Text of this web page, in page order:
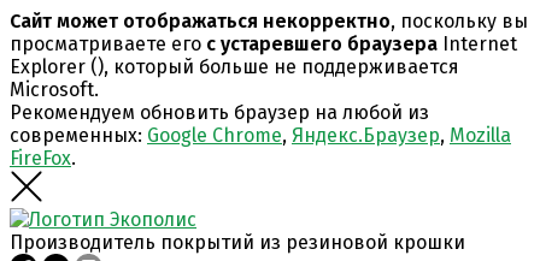
Сайт может отображаться некорректно, поскольку вы
просматриваете его с устаревшего браузера Internet
Explorer (), который больше не поддерживается
Microsoft.
Рекомендуем обновить браузер на любой из
современных: Google Chrome, Яндекс.Браузер, Mozilla
FireFox.
Производитель покрытий из резиновой крошки